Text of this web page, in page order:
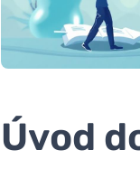
Úvod